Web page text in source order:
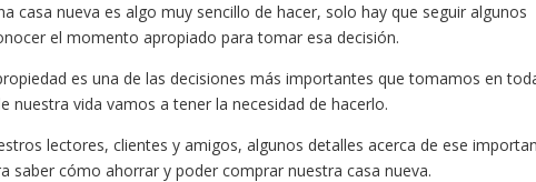
casa nueva es algo muy sencillo de hacer, solo hay que seguir algunos
el momento apropiado para tomar esa decisión.
es una de las decisiones más importantes que tomamos en
nuestra vida vamos a tener la necesidad de hacerlo.
lectores, clientes y amigos, algunos detalles acerca de ese
saber cómo ahorrar y poder comprar nuestra casa nueva.